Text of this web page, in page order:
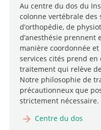
Au centre du dos du
colonne vertébrale des
d’orthopédie, de
d’anesthésie prennent
manière coordonnée
services cités prend
traitement qui relève
Notre philosophie de
précautionneux que
strictement nécessaire.
Centre du dos